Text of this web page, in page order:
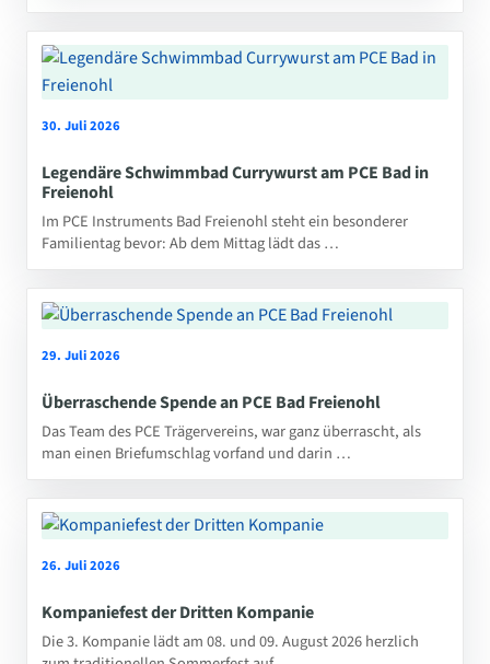
30. Juli 2026
Legendäre Schwimmbad Currywurst am PCE Bad in
Freienohl
Im PCE Instruments Bad Freienohl steht ein besonderer
Familientag bevor: Ab dem Mittag lädt das …
29. Juli 2026
Überraschende Spende an PCE Bad Freienohl
Das Team des PCE Trägervereins, war ganz überrascht, als
man einen Briefumschlag vorfand und darin …
26. Juli 2026
Kompaniefest der Dritten Kompanie
Die 3. Kompanie lädt am 08. und 09. August 2026 herzlich